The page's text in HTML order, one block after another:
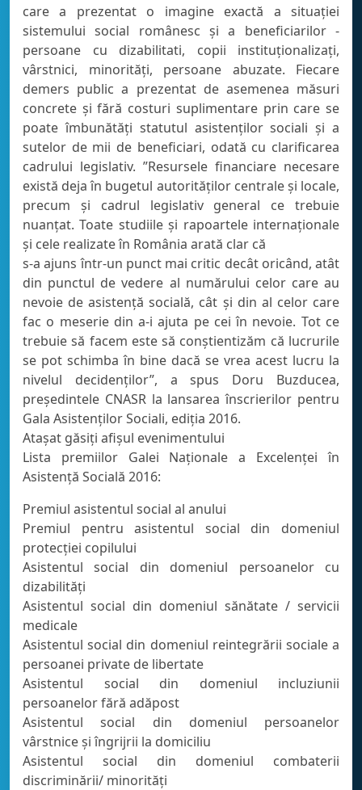
care a prezentat o imagine exactă a situației
sistemului social românesc și a beneficiarilor -
persoane cu dizabilitati, copii instituționalizați,
vârstnici, minorități, persoane abuzate. Fiecare
demers public a prezentat de asemenea măsuri
concrete și fără costuri suplimentare prin care se
poate îmbunătăți statutul asistenților sociali și a
sutelor de mii de beneficiari, odată cu clarificarea
cadrului legislativ. ”Resursele financiare necesare
există deja în bugetul autorităților centrale și locale,
precum și cadrul legislativ general ce trebuie
nuanțat. Toate studiile și rapoartele internaționale
și cele realizate în România arată clar că
s-a ajuns într-un punct mai critic decât oricând, atât
din punctul de vedere al numărului celor care au
nevoie de asistență socială, cât și din al celor care
fac o meserie din a-i ajuta pe cei în nevoie. Tot ce
trebuie să facem este să conștientizăm că lucrurile
se pot schimba în bine dacă se vrea acest lucru la
nivelul decidenților”, a spus Doru Buzducea,
președintele CNASR la lansarea înscrierilor pentru
Gala Asistenților Sociali, ediția 2016.
Atașat găsiți afișul evenimentului
Lista premiilor Galei Naţionale a Excelenţei în
Asistenţă Socială 2016:
Premiul asistentul social al anului
Premiul pentru asistentul social din domeniul
protecţiei copilului
Asistentul social din domeniul persoanelor cu
dizabilităţi
Asistentul social din domeniul sănătate / servicii
medicale
Asistentul social din domeniul reintegrării sociale a
persoanei private de libertate
Asistentul social din domeniul incluziunii
persoanelor fără adăpost
Asistentul social din domeniul persoanelor
vârstnice şi îngrijrii la domiciliu
Asistentul social din domeniul combaterii
discriminării/ minorităţi